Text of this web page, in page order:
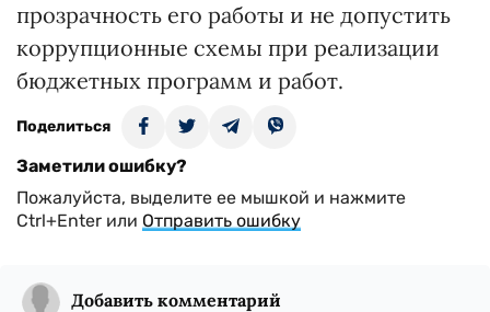
прозрачность его работы и не допустить
коррупционные схемы при реализации
бюджетных программ и работ.
Поделиться
Заметили ошибку?
Пожалуйста, выделите ее мышкой и нажмите
Ctrl+Enter или Отправить ошибку
Добавить комментарий